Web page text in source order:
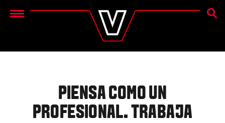
Menu
PIENSA COMO UN
PROFESIONAL. TRABAJA